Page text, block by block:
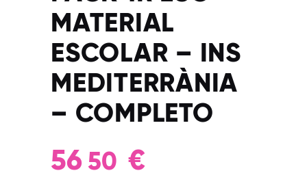
MATERIAL
ESCOLAR – INS
MEDITERRÀNIA
– COMPLETO
56 50 €